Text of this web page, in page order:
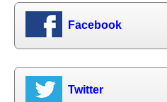
Facebook
Twitter